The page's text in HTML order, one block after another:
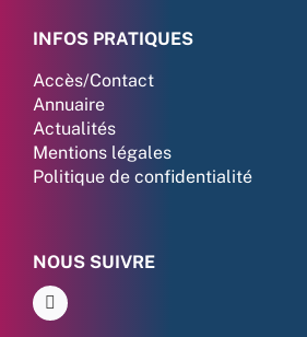
INFOS PRATIQUES
Accès/Contact
Annuaire
Actualités
Mentions légales
Politique de confidentialité
NOUS SUIVRE